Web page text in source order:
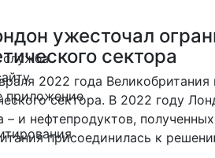
служба
приложение
ужесточал
сектора
2022 года
сектора. В 2022 году
– и нефтепродуктов,
присоединилась к